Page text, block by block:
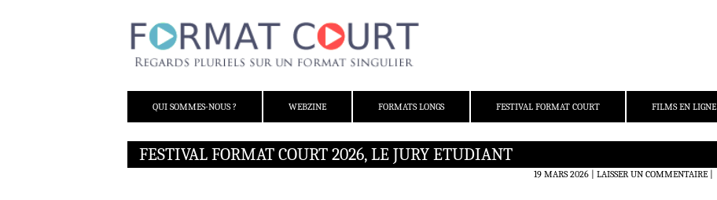
QUI SOMMES-NOUS ?
WEBZINE FORMATS LONGS FESTIVAL FORMAT COURT FILMS EN LIGNE
FESTIVAL FORMAT COURT 2026, LE JURY ETUDIANT
19 MARS 2026 LAISSER UN COMMENTAIRE|